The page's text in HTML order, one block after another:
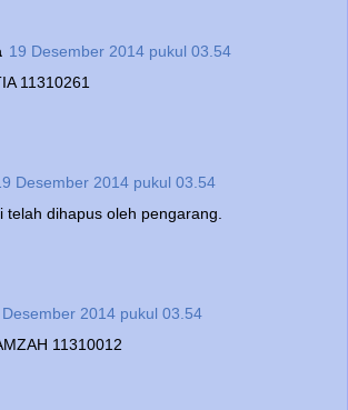
19 Desember 2014 pukul 03.54
11310261
Desember 2014 pukul 03.54
telah dihapus oleh pengarang.
Desember 2014 pukul 03.54
11310012